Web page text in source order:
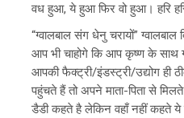
वध हुआ, ये हुआ फिर वो हुआ। हरि
“ग्वालबाल संग धेनु चरायों”
आप भी चाहोगे कि आप कृष्ण के साथ
आपकी फैक्ट्री/इंडस्ट्री/उद्योग ही
पहुंचते हैं तो अपने माता-पिता से
डैडी कहते है लेकिन वहाँ नहीं कहते ये